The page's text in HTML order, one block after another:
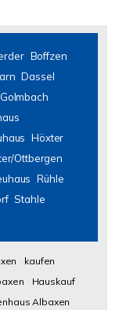
Boffzen
Dassel
Golmbach
Höxter
Ottbergen
Rühle
Stahle
kaufen
Hauskauf
Albaxen